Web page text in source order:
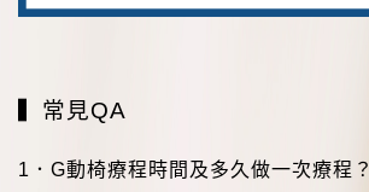
▍常見QA
1 ． G動椅療程時間及多久做一次療程？